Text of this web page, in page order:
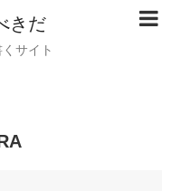
きだ
サイト